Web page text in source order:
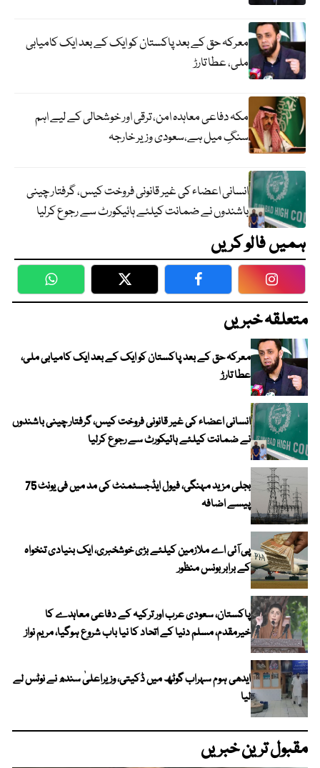
معرکہ حق کے بعد پاکستان کو ایک کے بعد ایک کامیابی
ملی، عطا تارڑ
مکہ دفاعی معاہدہ امن، ترقی اور خوشحالی کے لیے اہم
سنگِ میل ہے،سعودی وزیر خارجہ
انسانی اعضاء کی غیر قانونی فروخت کیس، گرفتار چینی
باشندوں نے ضمانت کیلئے ہائیکورٹ سے رجوع کرلیا
ہمیں فالو کریں
WhatsApp Twitter Facebook
متعلقہ خبریں
معرکہ حق کے بعد پاکستان کو ایک کے بعد ایک کامیابی ملی،
عطا تارڑ
انسانی اعضاء کی غیر قانونی فروخت کیس، گرفتار چینی باشندوں
نے ضمانت کیلئے ہائیکورٹ سے رجوع کرلیا
بجلی مزید مہنگی، فیول ایڈجسٹمنٹ کی مد میں فی یونٹ 75
پیسے اضافہ
پی آئی اے ملازمین کیلئے بڑی خوشخبری، ایک بنیادی تنخواہ
کے برابر بونس منظور
پاکستان، سعودی عرب اور ترکیہ کے دفاعی معاہدے کا
خیرمقدم، مسلم دنیا کے اتحاد کا نیا باب شروع ہوگیا، مریم نواز
ایدھی ہوم سہراب گوٹھ میں ڈکیتی، وزیراعلیٰ سندھ نے نوٹس لے
لیا
مقبول ترین خبریں